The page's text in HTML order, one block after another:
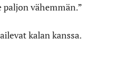
paljon vähemmän.”
kalan kanssa.